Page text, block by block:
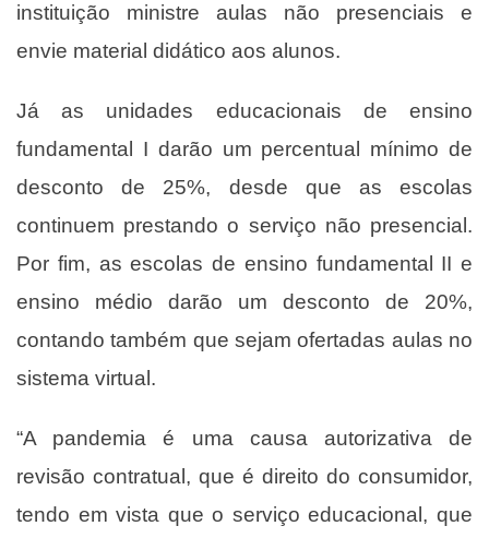
instituição ministre aulas não presenciais e
envie material didático aos alunos.
Já as unidades educacionais de ensino
fundamental I darão um percentual mínimo de
desconto de 25%, desde que as escolas
continuem prestando o serviço não presencial.
Por fim, as escolas de ensino fundamental II e
ensino médio darão um desconto de 20%,
contando também que sejam ofertadas aulas no
sistema virtual.
“A pandemia é uma causa autorizativa de
revisão contratual, que é direito do consumidor,
tendo em vista que o serviço educacional, que